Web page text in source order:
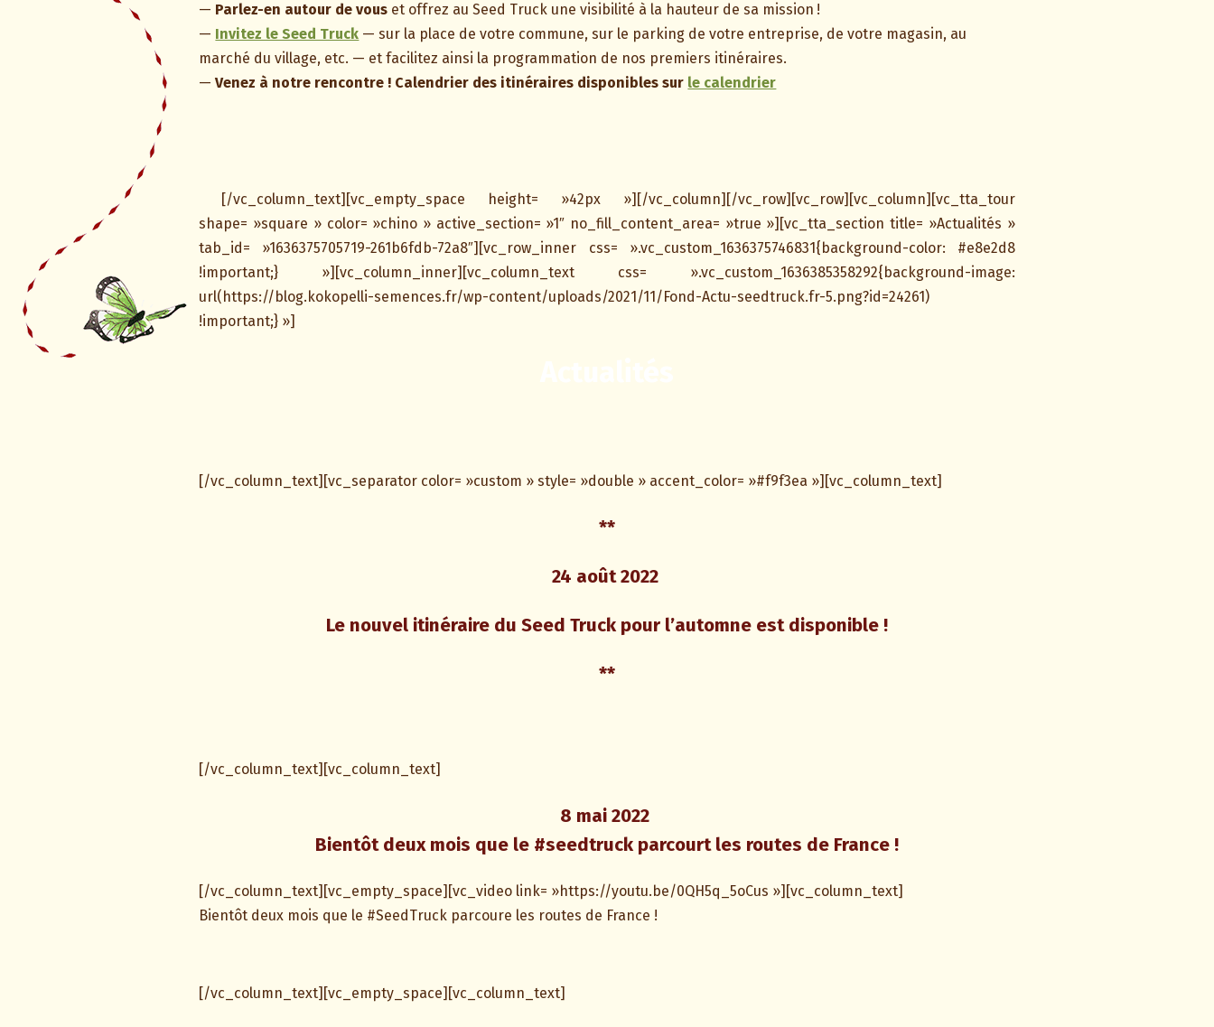
— Parlez-en autour de vous et offrez au Seed Truck une visibilité à la hauteur de sa mission !
— Invitez le Seed Truck — sur la place de votre commune, sur le parking de votre entreprise, de votre magasin, au
marché du village, etc. — et facilitez ainsi la programmation de nos premiers itinéraires.
—Venez à notre rencontre ! Calendrier des itinéraires disponibles sur le calendrier
[/vc_column_text][vc_empty_space height= »42px »][/vc_column][/vc_row][vc_row][vc_column][vc_tta_tour
shape= »square » color= »chino » active_section= »1″ no_fill_content_area= »true »][vc_tta_section title= »Actualités »
tab_id= »1636375705719-261b6fdb-72a8″][vc_row_inner css= ».vc_custom_1636375746831{background-color: #e8e2d8
!important;} »][vc_column_inner][vc_column_text css= ».vc_custom_1636385358292{background-image:
url(https://blog.kokopelli-semences.fr/wp-content/uploads/2021/11/Fond-Actu-seedtruck.fr-5.png?id=24261)
!important;} »]
[/vc_column_text][vc_separator color= »custom » style= »double » accent_color= »#f9f3ea »][vc_column_text]
**
24 août 2022
Le nouvel itinéraire du Seed Truck pour l’automne est disponible !
**
[/vc_column_text][vc_column_text]
8 mai 2022
Bientôt deux mois que le #seedtruck parcourt les routes de France !
[/vc_column_text][vc_empty_space][vc_video link= »https://youtu.be/0QH5q_5oCus »][vc_column_text]
Bientôt deux mois que le #SeedTruck parcoure les routes de France !
[/vc_column_text][vc_empty_space][vc_column_text]